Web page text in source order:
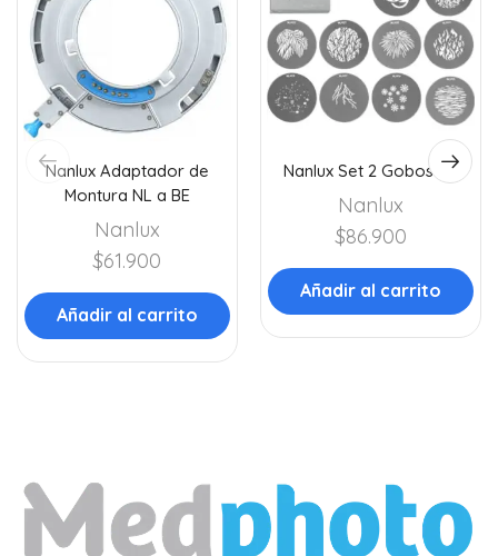
Nanlux Adaptador de
Montura NL a BE
Nanlux
$61.900
Añadir al carrito
Nanlux Set 2 Gobos NL
Nanlux
$86.900
Añadir al carrito